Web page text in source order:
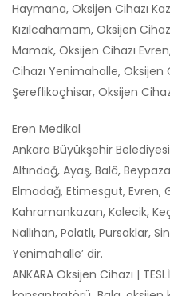
Haymana, Oksijen Cihazı
Kızılcahamam, Oksijen
Mamak, Oksijen Cihazı
Cihazı Yenimahalle, Oksijen
Şereflikoçhisar, Oksijen
Eren Medikal
Ankara Büyükşehir
Altındağ, Ayaş, Balâ,
Elmadağ, Etimesgut, Evren,
Kahramankazan, Kalecik,
Nallıhan, Polatlı, Pursaklar,
Yenimahalle’ dir.
ANKARA Oksijen Cihazı |